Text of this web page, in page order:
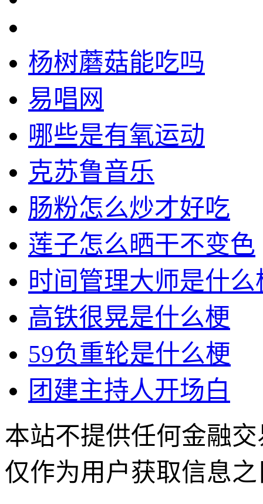
杨树蘑菇能吃吗
易唱网
哪些是有氧运动
克苏鲁音乐
肠粉怎么炒才好吃
莲子怎么晒干不变色
时间管理大师是什么
高铁很晃是什么梗
59负重轮是什么梗
团建主持人开场白
本站不提供任何金融
仅作为用户获取信息